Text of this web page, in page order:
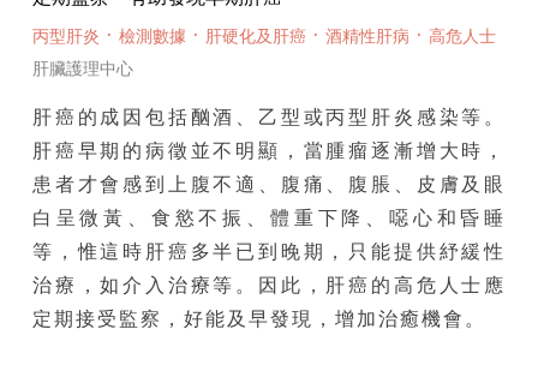
丙型肝炎 · 檢測數據 · 肝硬化及肝癌 · 酒精性肝病 · 高危人士
肝臟護理中心
肝癌的成因包括酗酒、乙型或丙型肝炎感染等。
肝癌早期的病徵並不明顯，當腫瘤逐漸增大時，
患者才會感到上腹不適、腹痛、腹脹、皮膚及眼
白呈微黃、食慾不振、體重下降、噁心和昏睡
等，惟這時肝癌多半已到晚期，只能提供紓緩性
治療，如介入治療等。因此，肝癌的高危人士應
定期接受監察，好能及早發現，增加治癒機會。